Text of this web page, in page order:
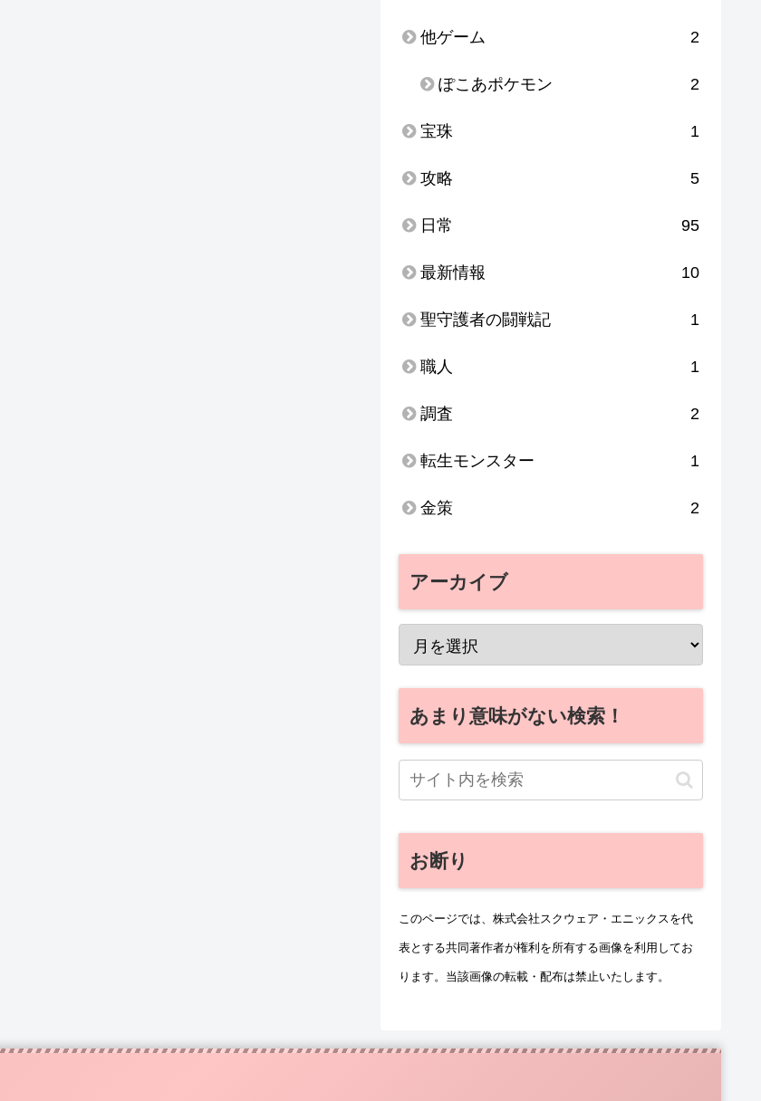
他ゲーム 2
ぽこあポケモン 2
宝珠 1
攻略 5
日常 95
最新情報 10
聖守護者の闘戦記 1
職人 1
調査 2
転生モンスター 1
金策 2
アーカイブ
あまり意味がない検索！
お断り
このページでは、株式会社スクウェア・エニックスを代
表とする共同著作者が権利を所有する画像を利用してお
ります。当該画像の転載・配布は禁止いたします。